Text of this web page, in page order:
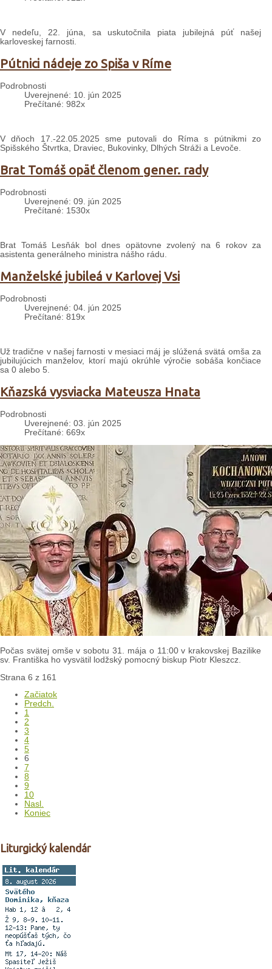
V nedeľu, 22. júna, sa uskutočnila piata jubilejná púť našej
karloveskej farnosti.
Pútnici nádeje zo Spiša v Ríme
Podrobnosti
Uverejnené: 10. jún 2025
Prečítané: 982x
V dňoch 17.-22.05.2025 sme putovali do Ríma s pútnikmi zo
Spišského Štvrtka, Draviec, Bukovinky, Dlhých Stráži a Levoče.
Brat Tomáš opäť členom gener. rady
Podrobnosti
Uverejnené: 09. jún 2025
Prečítané: 1530x
Brat Tomáš Lesňák bol dnes opätovne zvolený na 6 rokov za
asistenta generálneho ministra nášho rádu.
Manželské jubileá v Karlovej Vsi
Podrobnosti
Uverejnené: 04. jún 2025
Prečítané: 819x
Už tradične v našej farnosti v mesiaci máj je slúžená svätá omša za
jubilujúcich manželov, ktorí majú okrúhle výročie sobáša končiace
sa 0 alebo 5.
Kňazská vysviacka Mateusza Hnata
Podrobnosti
Uverejnené: 03. jún 2025
Prečítané: 669x
Počas svätej omše v sobotu 31. mája o 11:00 v krakovskej Bazilike
sv. Františka ho vysvätil lodžský pomocný biskup Piotr Kleszcz.
Strana 6 z 161
Začiatok
Predch.
1
2
3
4
5
6
7
8
9
10
Nasl.
Koniec
Liturgický kalendár